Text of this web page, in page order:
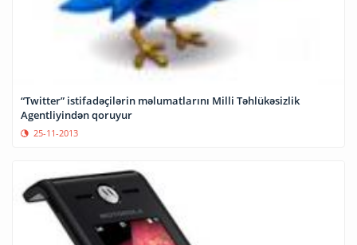
“Twitter” istifadəçilərin məlumatlarını Milli Təhlükəsizlik
Agentliyindən qoruyur
25-11-2013